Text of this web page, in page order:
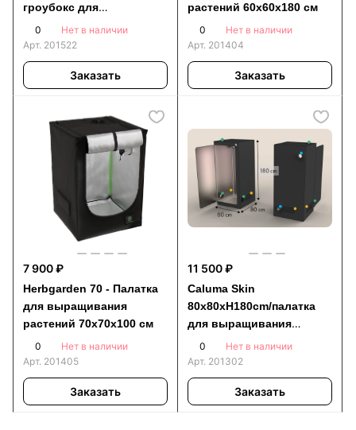
гроубокс для
выращивания растений
0
Нет в наличии
Арт. 201522
Заказать
растений 60x60x180 см
0
Нет в наличии
Арт. 201404
Заказать
7 900 ₽
Herbgarden 70 - Палатка
для выращивания
растений 70x70x100 см
0
Нет в наличии
Арт. 201405
Заказать
11 500 ₽
Caluma Skin
80x80xH180cm/палатка
для выращивания
растений
0
Нет в наличии
Арт. 201302
Заказать